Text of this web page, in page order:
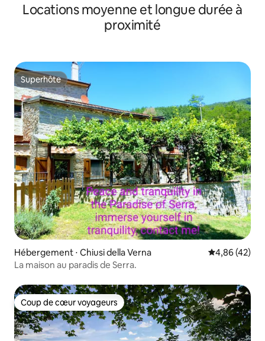
Locations moyenne et longue durée à
proximité
Superhôte
Superhôte
Hébergement ⋅ Chiusi della Verna Évaluation
4,86 (42)
La maison au paradis de Serra.
Coup de cœur voyageurs
Coup de cœur voyageurs